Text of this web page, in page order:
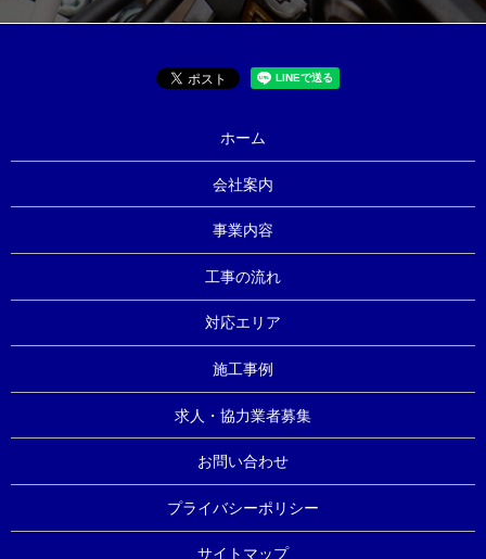
ホーム
会社案内
事業内容
工事の流れ
対応エリア
施工事例
求人・協力業者募集
お問い合わせ
プライバシーポリシー
サイトマップ